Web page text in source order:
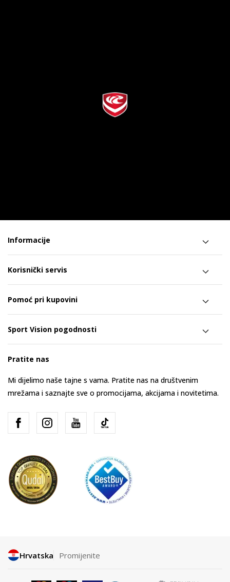
Informacije
Korisnički servis
Pomoć pri kupovini
Sport Vision pogodnosti
Pratite nas
Mi dijelimo naše tajne s vama. Pratite nas na društvenim
mrežama i saznajte sve o promocijama, akcijama i novitetima.
Hrvatska Promijenite